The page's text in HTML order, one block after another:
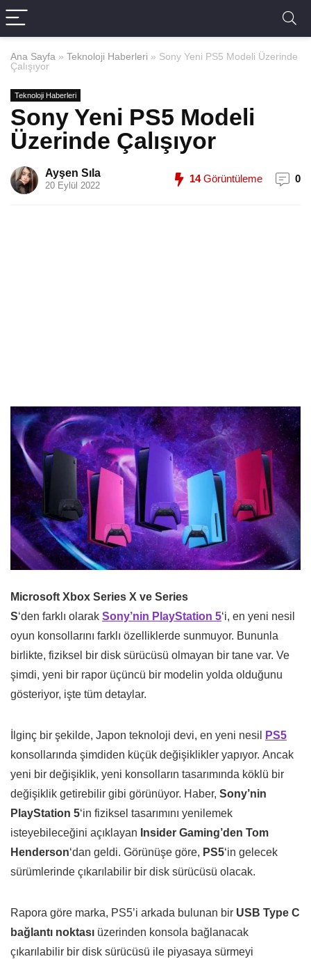
Ana Sayfa » Teknoloji Haberleri » Sony Yeni PS5 Modeli Üzerinde
Çalışıyor
Teknoloji Haberleri
Sony Yeni PS5 Modeli
Üzerinde Çalışıyor
Ayşen Sıla
20 Eylül 2022
14Görüntüleme 0
Microsoft Xbox Series X ve Series
S‘den farklı olarak Sony’nin PlayStation 5‘i, en yeni nesil
oyun konsollarını farklı özelliklerde sunmuyor. Bununla
birlikte, fiziksel bir disk sürücüsü olmayan bir tane var. Ve
şimdi, yeni bir rapor üçüncü bir modelin yolda olduğunu
gösteriyor, işte tüm detaylar.
İlginç bir şekilde, Japon teknoloji devi, en yeni nesil
PS5
konsollarında şimdiden küçük değişiklikler yapıyor. Ancak
yeni bir değişiklik, yeni konsolların tasarımında köklü bir
değişiklik getirebilir gibi görünüyor. Haber, Sony’nin
PlayStation 5‘in fiziksel tasarımını yenilemek
isteyebileceğini açıklayan Insider Gaming’den Tom
Henderson‘dan geldi. Görünüşe göre, PS5‘in gelecek
sürümlerinde çıkarılabilir bir disk sürücüsü olacak.
Rapora göre marka, PS5’i arkada bulunan bir USB Type C
bağlantı noktası üzerinden konsola bağlanacak
çıkarılabilir bir disk sürücüsü ile piyasaya sürmeyi